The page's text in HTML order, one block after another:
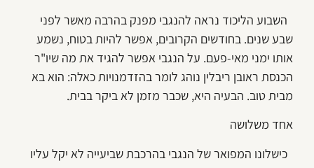
השבוע הליכוד נראה להנגבי מפנק בהרבה מאשר לפני
שבע שנים. בחודשים הקרובים, אפשר להיות בטוח, נשמע
אותו ימני מאי-פעם. על הנגבי אפשר להגיד את מה שיו"ר
הכנסת ראובן ריבלין נוהג לומר בהזדמנויות כאלה: הוא בא
מבית טוב. הבעיה היא, שכבר מזמן לא ביקר בבית.
אחד משלושה
כישלונו המפואר של הנגבי בהרכבת שביעייה לא יקל עליו